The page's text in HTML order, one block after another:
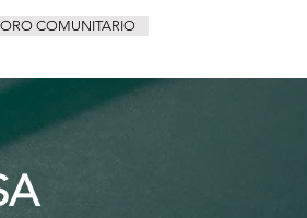
COMUNITARIO